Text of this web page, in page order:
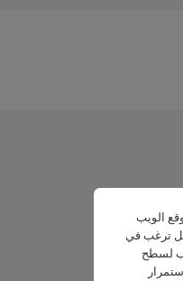
الويب
هل ترغب في
لسطح